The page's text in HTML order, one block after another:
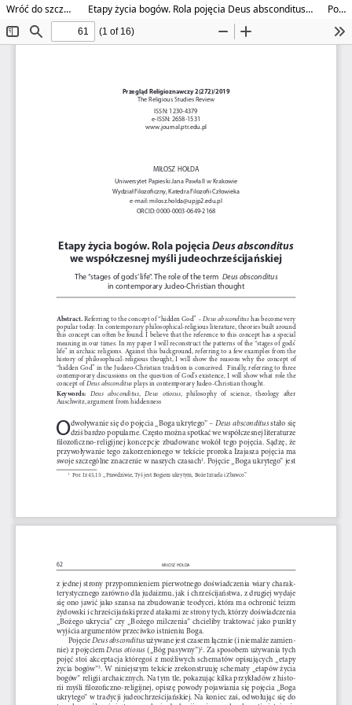
Wróć do szczegółów artykułu Etapy życia bogów. Rola pojęcia Deus absconditus we współczesnej myśli judeochrześcijańskiej Pobierz